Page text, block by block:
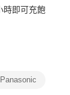
須另外申請。
所載為準。
統評分，恕無
時即可充飽